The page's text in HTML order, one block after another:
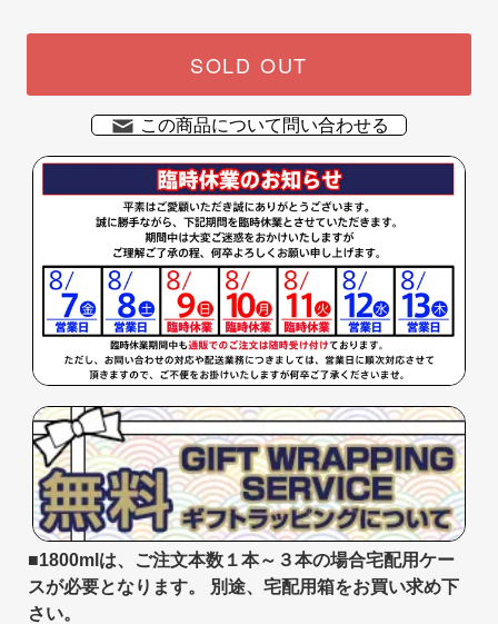
SOLD OUT
この商品について問い合わせる
■1800mlは、ご注文本数１本～３本の場合宅配用ケー
スが必要となります。 別途、宅配用箱をお買い求め下
さい。